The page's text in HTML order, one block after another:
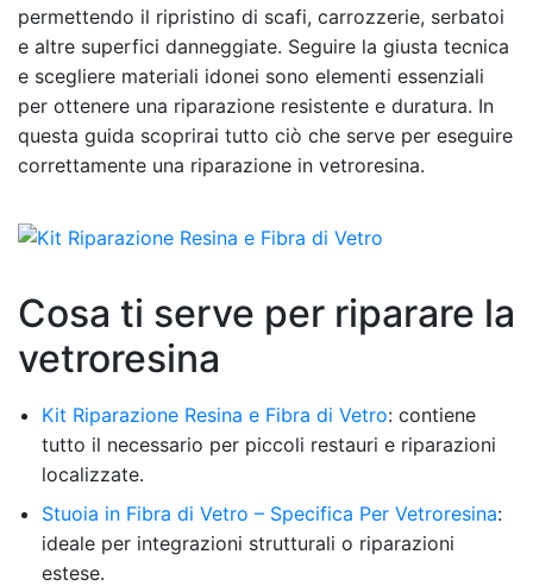
permettendo il ripristino di scafi, carrozzerie, serbatoi
e altre superfici danneggiate. Seguire la giusta tecnica
e scegliere materiali idonei sono elementi essenziali
per ottenere una riparazione resistente e duratura. In
questa guida scoprirai tutto ciò che serve per eseguire
correttamente una riparazione in vetroresina.
Cosa ti serve per riparare la
vetroresina
Kit Riparazione Resina e Fibra di Vetro: contiene
tutto il necessario per piccoli restauri e riparazioni
localizzate.
Stuoia in Fibra di Vetro – Specifica Per Vetroresina:
ideale per integrazioni strutturali o riparazioni
estese.